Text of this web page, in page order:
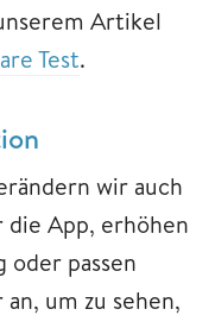
Artikel
Test.
wir auch
die App, erhöhen
oder passen
um zu sehen,